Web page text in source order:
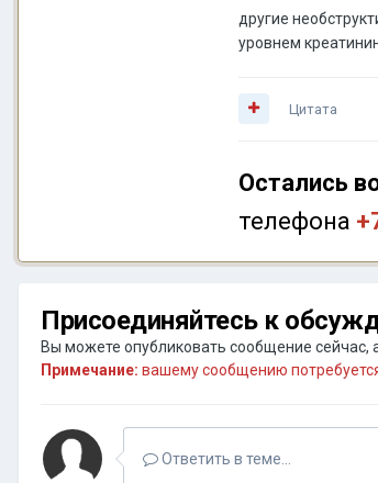
другие
уровнем
Цитата
Остались
телефона
Присоединяйтесь к
Вы можете опубликовать сообщение сейчас,
Примечание: вашему сообщению
Ответить в теме...